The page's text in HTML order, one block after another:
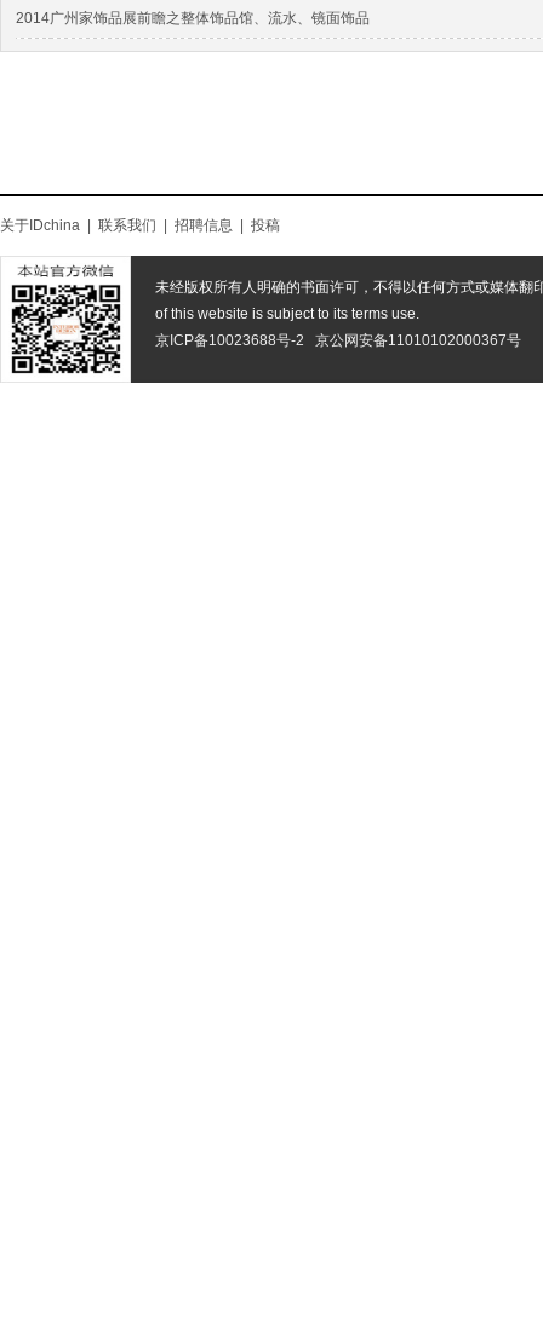
2014广州家饰品展前瞻之整体饰品馆、流水、镜面饰品
关于IDchina 联系我们 招聘信息 投稿
未经版权所有人明确的书面许可，不得以任何方式或媒体翻
of this website is subject to its terms use.
京ICP备10023688号-2
京公网安备11010102000367号